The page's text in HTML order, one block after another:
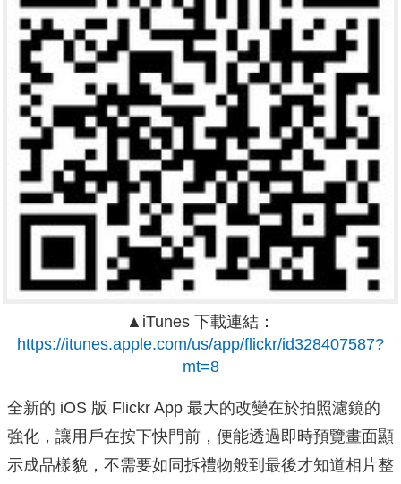
▲iTunes 下載連結：
https://itunes.apple.com/us/app/flickr/id328407587?
mt=8
全新的 iOS 版 Flickr App 最大的改變在於拍照濾鏡的
強化，讓用戶在按下快門前，便能透過即時預覽畫面顯
示成品樣貌，不需要如同拆禮物般到最後才知道相片整